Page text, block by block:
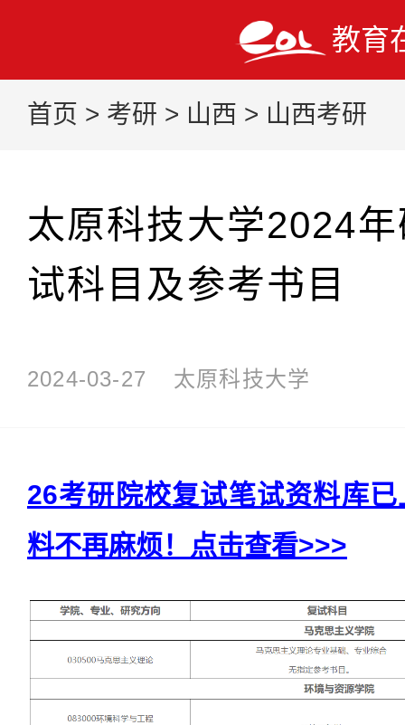
教育
首页 > 考研 > 山西 > 山西考研
太原科技大学2024
试科目及参考书目
2024-03-27 太原科技大学
26考研院校复试笔试资料库
料不再麻烦！点击查看>>>